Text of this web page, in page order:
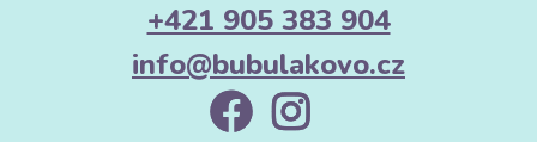
+421 905 383 904
info@bubulakovo.cz